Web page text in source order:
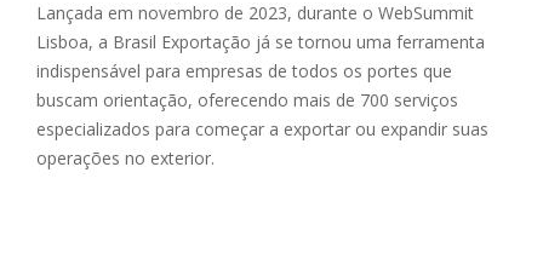
Lançada em novembro de 2023, durante o WebSummit
Lisboa, a Brasil Exportação já se tornou uma ferramenta
indispensável para empresas de todos os portes que
buscam orientação, oferecendo mais de 700 serviços
especializados para começar a exportar ou expandir suas
operações no exterior.